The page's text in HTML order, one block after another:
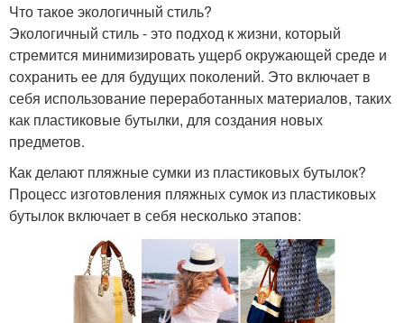
Что такое экологичный стиль?
Экологичный стиль - это подход к жизни, который
стремится минимизировать ущерб окружающей среде и
сохранить ее для будущих поколений. Это включает в
себя использование переработанных материалов, таких
как пластиковые бутылки, для создания новых
предметов.
Как делают пляжные сумки из пластиковых бутылок?
Процесс изготовления пляжных сумок из пластиковых
бутылок включает в себя несколько этапов: